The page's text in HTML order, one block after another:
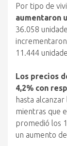
Por tipo de
aumentaron
36.058
11.444
Los precios
4,2% con
hasta
mientras que
promedió los
un aumento